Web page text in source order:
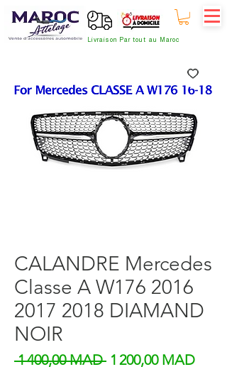
Livraison Par tout au Maroc
CALANDRE Mercedes
Classe A W176 2016
2017 2018 DIAMAND
NOIR
1 400,00 MAD Prix original
1 200,00 MADPrix